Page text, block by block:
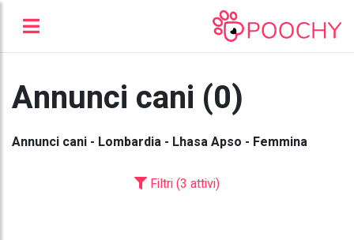
Annunci cani (0)
Annunci cani - Lombardia - Lhasa Apso - Femmina
Filtri (3 attivi)